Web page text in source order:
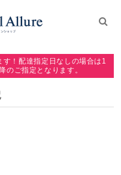
！配達指定日なしの場合は1
のご指定となります。